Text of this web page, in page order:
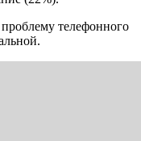
телефонного